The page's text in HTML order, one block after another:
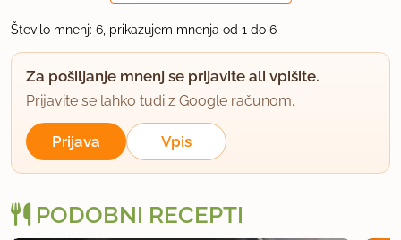
Uly
član od 2003 572 sporočil
10.2.2006 ob 8:25
Hvala. Kaj pa pravite na mešanico iz vrečke za
polpete Fant?
Število mnenj: 6, prikazujem mnenja od 1 do 6
Za pošiljanje mnenj se prijavite ali vpišite.
Prijavite se lahko tudi z Google računom.
Prijava Vpis
PODOBNI RECEPTI